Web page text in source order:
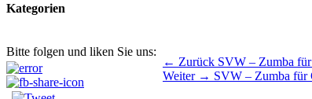
Kategorien
Bitte folgen und liken Sie uns:
Beitragsnavigation ← Zurück Vorhergehender
Beitrag:
SVW – Zumba
Weiter → Nächster
SVW – Zumba für